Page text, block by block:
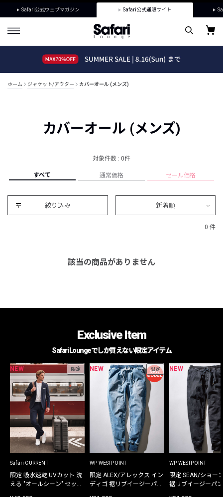
Safari公式ウェブマガジン Safari公式通販サイト
ホーム ジャケット/アウター カバーオール (メンズ)
カバーオール (メンズ)
対象件数 : 0件
すべて 通常価格 セール価格
絞り込み 新着順
0 件
該当の商品がありません
Exclusive Item
Safari Loungeでしか買えない限定アイテム
NEW 限定
Safari CURRENT
限定 吸水速乾 UVカット 洗
える "オールシーン" セット
NEW 限定
WP WESTPOINT
限定 ALEX/アレックス イン
ディゴ 裾リブイージーパン
NEW
WP WESTPOINT
限定 SEAN/ショー
裾リブイージーパ